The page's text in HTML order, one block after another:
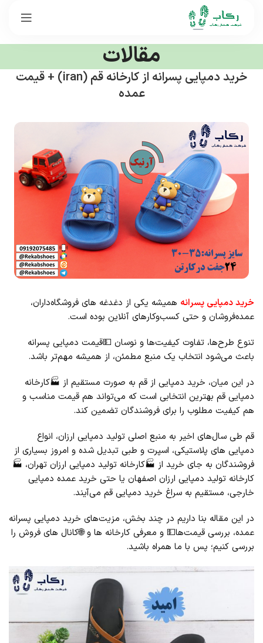
مقالات
خرید دمپایی پسرانه از کارخانه قم (iran) + قیمت
عمده
خرید دمپایی پسرانه همیشه یکی از دغدغه ‌های فروشگاه‌داران،
عمده‌فروشان و حتی کسب‌وکارهای آنلاین بوده است.
تنوع طرح‌ها، تفاوت کیفیت‌ها و نوسان 💵قیمت دمپایی پسرانه
باعث می‌شود انتخاب یک منبع مطمئن، از همیشه مهم‌تر باشد.
در این میان، خرید دمپایی از قم به ‌صورت مستقیم از 🏭کارخانه
دمپایی قم بهترین انتخابی است که می‌تواند هم قیمت مناسب و
هم کیفیت مطلوب را برای فروشندگان تضمین کند.
قم طی سال‌های اخیر به منبع اصلی تولید دمپایی ارزان، انواع
دمپایی ‌های پلاستیکی، اسپرت و طبی تبدیل شده و امروز بسیاری از
فروشندگان به‌ جای خرید از 🏭کارخانه تولید دمپایی ارزان تهران، 🏭
کارخانه تولید دمپایی ارزان اصفهان یا حتی خرید عمده دمپایی
خارجی، مستقیم به سراغ خرید دمپایی قم می‌آیند.
در این مقاله بنا داریم در چند بخش، مزیت‌های خرید دمپایی پسرانه
عمده، بررسی قیمت‌ها💵 و معرفی کارخانه‌ ها و 🌐کانال ‌های فروش را
بررسی کنیم؛ پس با ما همراه باشید.